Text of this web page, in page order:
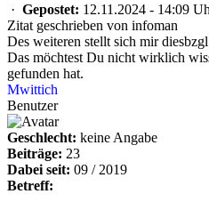
· Gepostet: 12.11.2024 - 14:09
Zitat geschrieben von infoman
Des weiteren stellt sich mir
Das möchtest Du nicht wirklich
gefunden hat.
Mwittich
Benutzer
Geschlecht: keine Angabe
Beiträge: 23
Dabei seit: 09 / 2019
Betreff: